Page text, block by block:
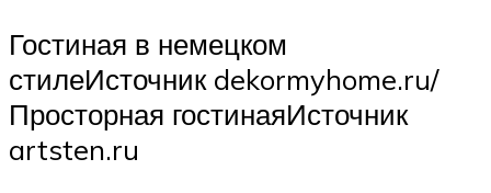
Гостиная в немецком
стилеИсточник dekormyhome.ru/
Просторная гостинаяИсточник
artsten.ru